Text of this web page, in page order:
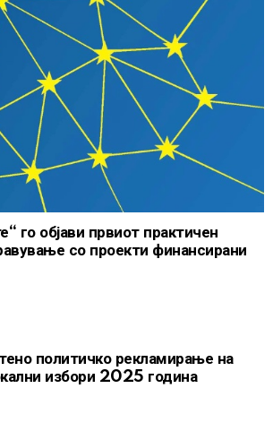
го објави првиот практичен
со проекти финансирани
политичко рекламирање на
избори 2025 година